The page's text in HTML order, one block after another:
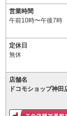
営業時間
午前10時〜午後7時
定休日
無休
店舗名
ドコモショップ神田